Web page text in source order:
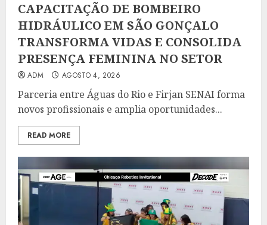
CAPACITAÇÃO DE BOMBEIRO
HIDRÁULICO EM SÃO GONÇALO
TRANSFORMA VIDAS E CONSOLIDA
PRESENÇA FEMININA NO SETOR
ADM AGOSTO 4, 2026
Parceria entre Águas do Rio e Firjan SENAI forma
novos profissionais e amplia oportunidades...
READ MORE